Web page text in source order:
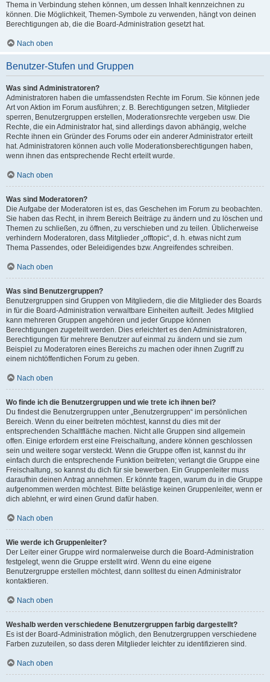
Thema in Verbindung stehen können, um dessen Inhalt kennzeichnen zu
können. Die Möglichkeit, Themen-Symbole zu verwenden, hängt von deinen
Berechtigungen ab, die die Board-Administration gesetzt hat.
Nach oben
Benutzer-Stufen und Gruppen
Was sind Administratoren?
Administratoren haben die umfassendsten Rechte im Forum. Sie können jede
Art von Aktion im Forum ausführen; z. B. Berechtigungen setzen, Mitglieder
sperren, Benutzergruppen erstellen, Moderationsrechte vergeben usw. Die
Rechte, die ein Administrator hat, sind allerdings davon abhängig, welche
Rechte ihnen ein Gründer des Forums oder ein anderer Administrator erteilt
hat. Administratoren können auch volle Moderationsberechtigungen haben,
wenn ihnen das entsprechende Recht erteilt wurde.
Nach oben
Was sind Moderatoren?
Die Aufgabe der Moderatoren ist es, das Geschehen im Forum zu beobachten.
Sie haben das Recht, in ihrem Bereich Beiträge zu ändern und zu löschen und
Themen zu schließen, zu öffnen, zu verschieben und zu teilen. Üblicherweise
verhindern Moderatoren, dass Mitglieder „offtopic“, d. h. etwas nicht zum
Thema Passendes, oder Beleidigendes bzw. Angreifendes schreiben.
Nach oben
Was sind Benutzergruppen?
Benutzergruppen sind Gruppen von Mitgliedern, die die Mitglieder des Boards
in für die Board-Administration verwaltbare Einheiten aufteilt. Jedes Mitglied
kann mehreren Gruppen angehören und jeder Gruppe können
Berechtigungen zugeteilt werden. Dies erleichtert es den Administratoren,
Berechtigungen für mehrere Benutzer auf einmal zu ändern und sie zum
Beispiel zu Moderatoren eines Bereichs zu machen oder ihnen Zugriff zu
einem nichtöffentlichen Forum zu geben.
Nach oben
Wo finde ich die Benutzergruppen und wie trete ich ihnen bei?
Du findest die Benutzergruppen unter „Benutzergruppen“ im persönlichen
Bereich. Wenn du einer beitreten möchtest, kannst du dies mit der
entsprechenden Schaltfläche machen. Nicht alle Gruppen sind allgemein
offen. Einige erfordern erst eine Freischaltung, andere können geschlossen
sein und weitere sogar versteckt. Wenn die Gruppe offen ist, kannst du ihr
einfach durch die entsprechende Funktion beitreten; verlangt die Gruppe eine
Freischaltung, so kannst du dich für sie bewerben. Ein Gruppenleiter muss
daraufhin deinen Antrag annehmen. Er könnte fragen, warum du in die Gruppe
aufgenommen werden möchtest. Bitte belästige keinen Gruppenleiter, wenn er
dich ablehnt, er wird einen Grund dafür haben.
Nach oben
Wie werde ich Gruppenleiter?
Der Leiter einer Gruppe wird normalerweise durch die Board-Administration
festgelegt, wenn die Gruppe erstellt wird. Wenn du eine eigene
Benutzergruppe erstellen möchtest, dann solltest du einen Administrator
kontaktieren.
Nach oben
Weshalb werden verschiedene Benutzergruppen farbig dargestellt?
Es ist der Board-Administration möglich, den Benutzergruppen verschiedene
Farben zuzuteilen, so dass deren Mitglieder leichter zu identifizieren sind.
Nach oben